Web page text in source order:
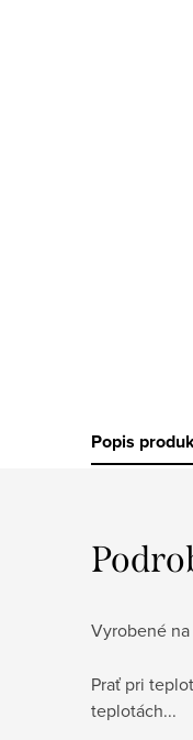
Popis
Vyrobené
Prať pri
teplotách...